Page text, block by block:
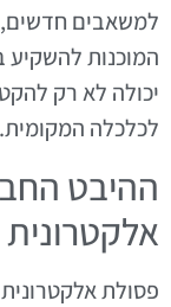
למשאבים חדשים,
המוכנות להשקיע
יכולה לא רק
לכלכלה המקומית.
ההיבט
אלקטרונית
פסולת